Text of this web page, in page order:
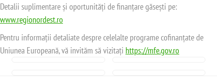
Detalii suplimentare și oportunități de finanțare găsești pe:
www.regionordest.ro
Pentru informații detaliate despre celelalte programe cofinanțate de
Uniunea Europeană, vă invităm să vizitați https://mfe.gov.ro